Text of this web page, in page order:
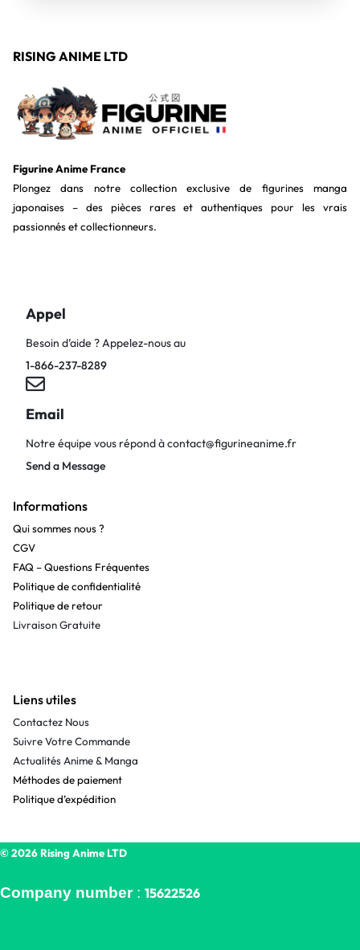
RISING ANIME LTD
Figurine Anime France
Plongez dans notre collection exclusive de figurines manga
japonaises – des pièces rares et authentiques pour les vrais
passionnés et collectionneurs.
Appel
Besoin d’aide ? Appelez-nous au
1-866-237-8289
Email
Notre équipe vous répond àcontact@figurineanime.fr
Send a Message
Informations
Qui sommes nous ?
CGV
FAQ – Questions Fréquentes
Politique de confidentialité
Politique de retour
Livraison Gratuite
Liens utiles
Contactez Nous
Suivre Votre Commande
Actualités Anime & Manga
Méthodes de paiement
Politique d’expédition
© 2026 Rising Anime LTD
Company number: 15622526